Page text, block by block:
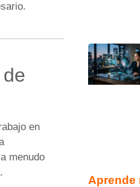
en
menudo
Aprende